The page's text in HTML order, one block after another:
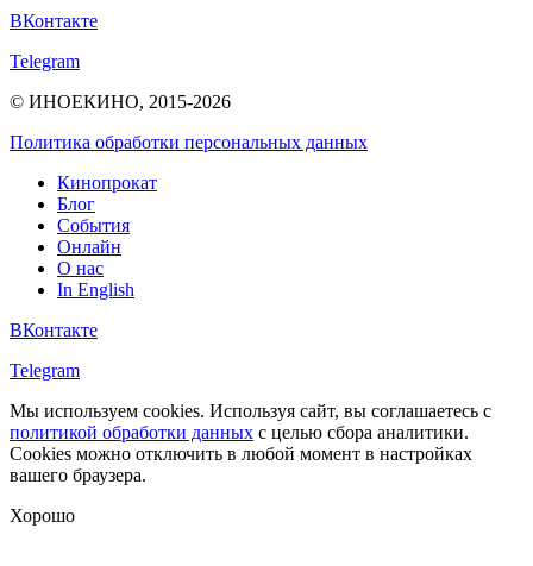
ВКонтакте
Telegram
© ИНОЕКИНО, 2015-2026
Политика обработки персональных данных
Кинопрокат
Блог
События
Онлайн
О нас
In English
ВКонтакте
Telegram
Мы используем cookies. Используя сайт, вы соглашаетесь с
политикой обработки данных с целью сбора аналитики.
Cookies можно отключить в любой момент в настройках
вашего браузера.
Хорошо